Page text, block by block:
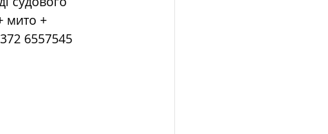
мито +
6557545